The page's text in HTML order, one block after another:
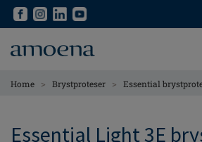
Skip
content
Skip
content
Home > Brystproteser > Essential
Essential Light 3E